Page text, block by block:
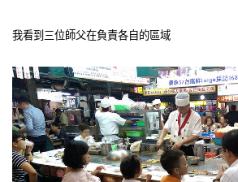
我看到三位師父在負責各自的區域